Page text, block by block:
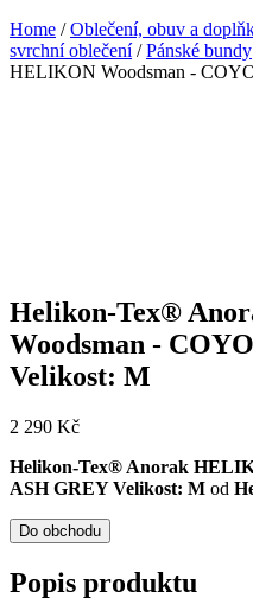
Home /Oblečení, obuv a
svrchní oblečení/Pánské bundy
HELIKON Woodsman -
Helikon-Tex®
Woodsman -
Velikost: M
2 290 Kč
Helikon-Tex® Anorak
ASH GREY Velikost: M od
Do obchodu
Popis produktu